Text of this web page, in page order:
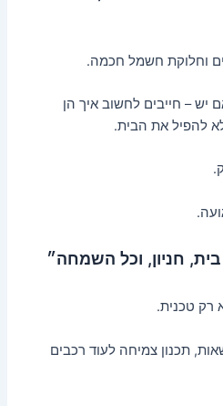
וחלוקת חשמל חכמה.
יש – חייבים לחשוב איך הן
להפיל את הבית.
רק טכנית.
תכנון צמיחה לעוד רכבים